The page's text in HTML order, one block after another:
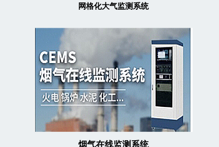
网格化大气监测系统
烟气在线监测系统